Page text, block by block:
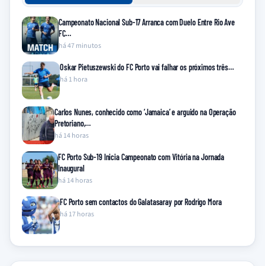
Campeonato Nacional Sub-17 Arranca com Duelo Entre Rio Ave
FC…
há 47 minutos
Oskar Pietuszewski do FC Porto vai falhar os próximos três…
há 1 hora
Carlos Nunes, conhecido como ‘Jamaica’ e arguido na Operação
Pretoriano,…
há 14 horas
FC Porto Sub-19 Inicia Campeonato com Vitória na Jornada
Inaugural
há 14 horas
FC Porto sem contactos do Galatasaray por Rodrigo Mora
há 17 horas